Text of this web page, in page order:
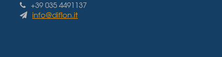
+39 035 4491137
info@diflon.it